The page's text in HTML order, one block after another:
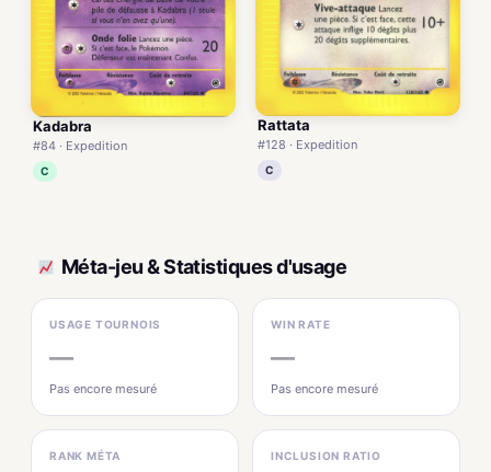
Kadabra
#84 · Expedition
C
Rattata
#128 · Expedition
C
Méta-jeu & Statistiques d'usage
USAGE TOURNOIS
—
Pas encore mesuré
WIN RATE
—
Pas encore mesuré
RANK MÉTA INCLUSION RATIO